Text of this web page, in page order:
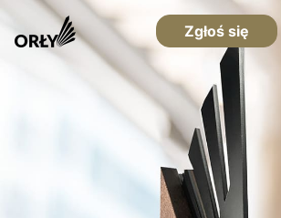
Zgłoś się